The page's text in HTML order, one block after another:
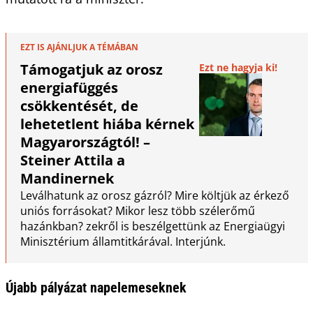
EZT IS AJÁNLJUK A TÉMÁBAN
Támogatjuk az orosz
energiafüggés
csökkentését, de
lehetetlent hiába kérnek
Magyarországtól! –
Steiner Attila a
Mandinernek
Ezt ne hagyja ki!
Leválhatunk az orosz gázról? Mire költjük az érkező
uniós forrásokat? Mikor lesz több szélerőmű
hazánkban? zekről is beszélgettünk az Energiaügyi
Minisztérium államtitkárával. Interjúnk.
Újabb pályázat napelemeseknek